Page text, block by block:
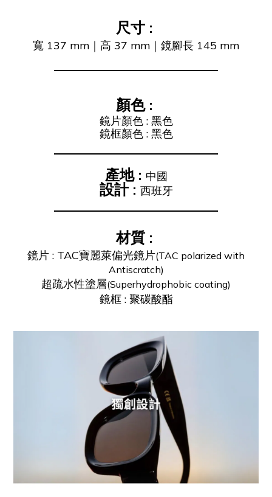
尺寸 :
寬 137 mm｜高 37 mm｜鏡腳長 145 mm
顏色 :
鏡片顏色 : 黑色
鏡框顏色 : 黑色
產地 : 中國
設計 : 西班牙
材質 :
鏡片 : TAC寶麗萊偏光鏡片(TAC polarized with
Antiscratch)
超疏水性塗層(Superhydrophobic coating)
鏡框: 聚碳酸酯